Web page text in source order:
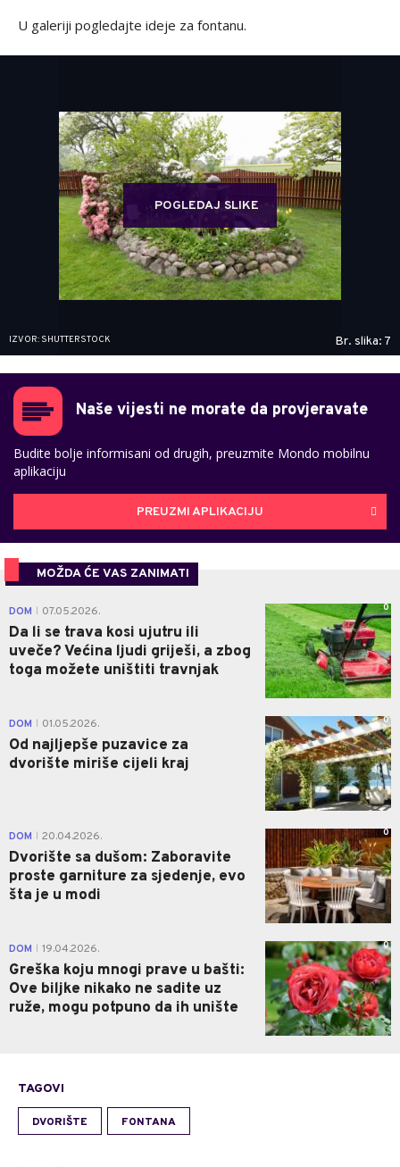
U galeriji pogledajte ideje za fontanu.
POGLEDAJ SLIKE
IZVOR: SHUTTERSTOCK Br. slika: 7
Naše vijesti ne morate da provjeravate
Budite bolje informisani od drugih, preuzmite Mondo mobilnu
aplikaciju
PREUZMI APLIKACIJU
MOŽDA ĆE VAS ZANIMATI
DOM 07.05.2026.
Da li se trava kosi ujutru ili
uveče? Većina ljudi griješi, a zbog
toga možete uništiti travnjak
0
DOM 01.05.2026.
Od najljepše puzavice za
dvorište miriše cijeli kraj
0
DOM 20.04.2026.
Dvorište sa dušom: Zaboravite
proste garniture za sjedenje, evo
šta je u modi
0
DOM 19.04.2026.
Greška koju mnogi prave u bašti:
Ove biljke nikako ne sadite uz
ruže, mogu potpuno da ih unište
0
TAGOVI
DVORIŠTE FONTANA